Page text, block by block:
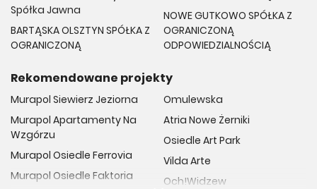
Spółka Jawna
BARTĄSKA OLSZTYN SPÓŁKA Z
OGRANICZONĄ
NOWE GUTKOWO SPÓŁKA Z
OGRANICZONĄ
ODPOWIEDZIALNOŚCIĄ
Rekomendowane projekty
Murapol Siewierz Jeziorna
Murapol Apartamenty Na
Wzgórzu
Murapol Osiedle Ferrovia
Murapol Osiedle Faktoria
Omulewska
Atria Nowe Żerniki
Osiedle Art Park
Vilda Arte
Och!Widzew